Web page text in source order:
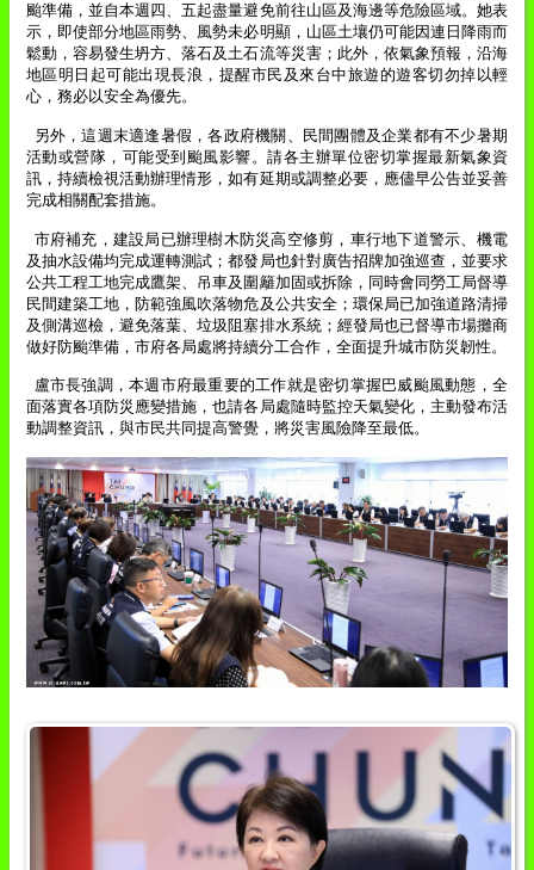
颱準備，並自本週四、五起盡量避免前往山區及海邊等危險區域。她表
示，即使部分地區雨勢、風勢未必明顯，山區土壤仍可能因連日降雨而
鬆動，容易發生坍方、落石及土石流等災害；此外，依氣象預報，沿海
地區明日起可能出現長浪，提醒市民及來台中旅遊的遊客切勿掉以輕
心，務必以安全為優先。
另外，這週末適逢暑假，各政府機關、民間團體及企業都有不少暑期
活動或營隊，可能受到颱風影響。請各主辦單位密切掌握最新氣象資
訊，持續檢視活動辦理情形，如有延期或調整必要，應儘早公告並妥善
完成相關配套措施。
市府補充，建設局已辦理樹木防災高空修剪，車行地下道警示、機電
及抽水設備均完成運轉測試；都發局也針對廣告招牌加強巡查，並要求
公共工程工地完成鷹架、吊車及圍籬加固或拆除，同時會同勞工局督導
民間建築工地，防範強風吹落物危及公共安全；環保局已加強道路清掃
及側溝巡檢，避免落葉、垃圾阻塞排水系統；經發局也已督導市場攤商
做好防颱準備，市府各局處將持續分工合作，全面提升城市防災韌性。
盧市長強調，本週市府最重要的工作就是密切掌握巴威颱風動態，全
面落實各項防災應變措施，也請各局處隨時監控天氣變化，主動發布活
動調整資訊，與市民共同提高警覺，將災害風險降至最低。